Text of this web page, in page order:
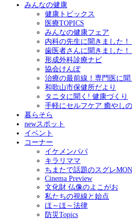
みんなの健康
健康トピックス
医療TOPICS
みんなの健康フェア
内科の先生に聞きました！
歯医者さんに聞きました！
形成外科診療ナビ
協会けんぽ
治療の最前線！専門医に聞
和歌山市保健所だより
タニタに聞く! 健康づくり
手軽にセルフケア 癒やし
暮らそら
newスポット
イベント
コーナー
イケメンパパ
キラリママ
ちまたで話題のスグレ
Cinema Preview
文化財 仏像のよこがお
私たちの視線と始点
ほ～ほ～法律
防災Topics